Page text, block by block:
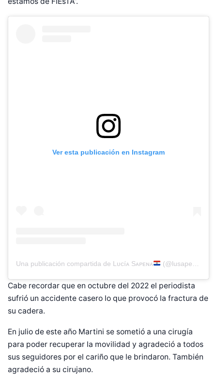
Ver esta publicación en Instagram
Una publicación compartida de Lᴜᴄíᴀ Sᴀᴘᴇɴᴀ (@lusapena)
Cabe recordar que en octubre del 2022 el periodista
sufrió un accidente casero lo que provocó la fractura de
su cadera.
En julio de este año Martini se sometió a una cirugía
para poder recuperar la movilidad y agradeció a todos
sus seguidores por el cariño que le brindaron. También
agradeció a su cirujano.